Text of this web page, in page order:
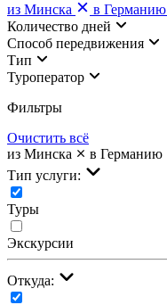
из Минска
в Германию
Количество дней
Cпособ передвижения
Тип
Туроператор
Фильтры
Очистить всё
из Минска
в Германию
Тип услуги:
Туры
Экскурсии
Откуда: